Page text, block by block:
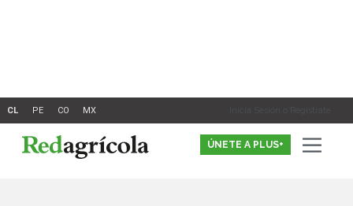
Inicia Sesión o Registrate
ÚNETE A PLUS+